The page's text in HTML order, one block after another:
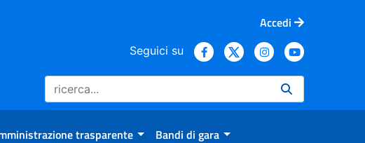
Accedi
Seguici su
trasparente Bandi di gara